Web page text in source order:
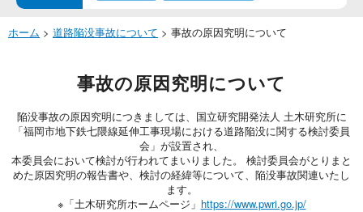
ホーム > 道路陥没事故について > 事故の原因究明について
事故の原因究明について
陥没事故の原因究明につきましては、国立研究開発法人 土木研究所に
「福岡市地下鉄七隈線延伸工事現場における道路陥没に関する検討委員
会」が設置され、
本委員会において検討が行われてまいりました。 検討委員会がとりまと
めた原因究明の報告書や、検討の経緯等について、陥没事故関連いたし
ます。
※「土木研究所ホームページ」 https://www.pwri.go.jp/